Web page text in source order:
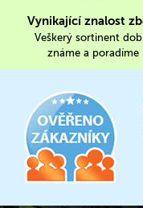
Vynikající znalost
Veškerý sortinent
známe a poradíme